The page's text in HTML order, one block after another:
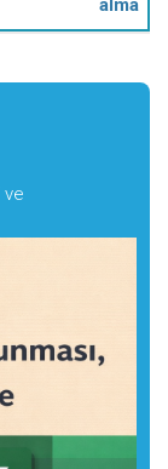
alma
ve